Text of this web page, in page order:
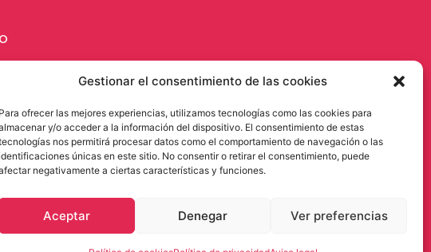
Gestionar el consentimiento de las cookies
Para ofrecer las mejores experiencias, utilizamos tecnologías como las cookies para
y/o acceder a la información del dispositivo. El consentimiento de estas
nos permitirá procesar datos como el comportamiento de navegación o las
únicas en este sitio. No consentir o retirar el consentimiento, puede
negativamente a ciertas características y funciones.
Aceptar Denegar Ver preferencias